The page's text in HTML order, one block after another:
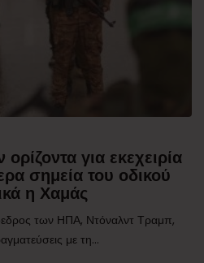
για εκεχειρία
σημεία του οδικού
η Χαμάς
των ΗΠΑ, Ντόναλντ Τραμπ,
με τη...